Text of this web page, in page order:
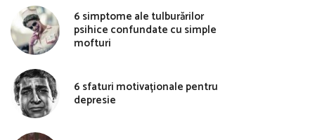
6 simptome ale tulburărilor
psihice confundate cu simple
mofturi
6 sfaturi motivaționale pentru
depresie